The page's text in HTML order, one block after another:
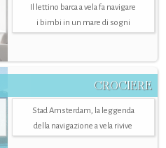
Il lettino barca a vela fa navigare
i bimbi in un mare di sogni
CROCIERE
Stad Amsterdam, la leggenda
della navigazione a vela rivive